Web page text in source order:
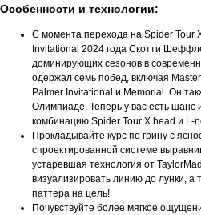
Особенности и технологии:
С момента перехода на Spider Tour
Invitational 2024 года Скотти
доминирующих сезонов в
одержал семь побед, включая
Palmer Invitational и Memorial. Он
Олимпиаде. Теперь у вас есть
комбинацию Spider Tour X head и L-
Прокладывайте курс по грину с
спроектированной системе
устаревшая технология от
визуализировать линию до лунки, а
паттера на цель!
Почувствуйте более мягкое